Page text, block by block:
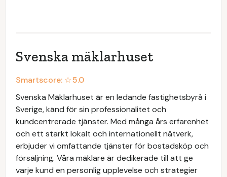
Svenska mäklarhuset
Smartscore: ☆5.0
Svenska Mäklarhuset är en ledande fastighetsbyrå i
Sverige, känd för sin professionalitet och
kundcentrerade tjänster. Med många års erfarenhet
och ett starkt lokalt och internationellt nätverk,
erbjuder vi omfattande tjänster för bostadsköp och
försäljning. Våra mäklare är dedikerade till att ge
varje kund en personlig upplevelse och strategier